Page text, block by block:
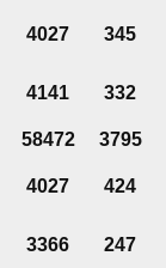
4027 345
4141 332
58472 3795
4027 424
3366 247